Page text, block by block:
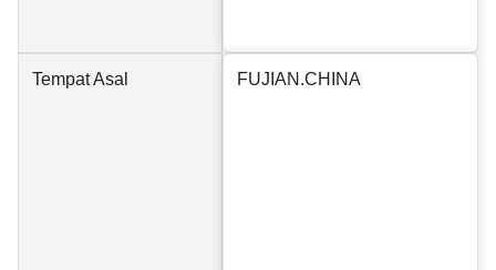
Tempat Asal FUJIAN.CHINA